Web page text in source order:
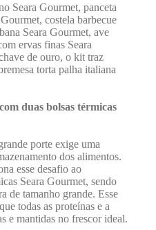
Seara Gourmet, panceta
costela barbecue
Seara Gourmet, ave
ervas finas Seara
de ouro, o kit traz
torta palha italiana
duas bolsas térmicas
porte exige uma
dos alimentos.
esse desafio ao
Seara Gourmet, sendo
de tamanho grande. Esse
todas as proteínas e a
e mantidas no frescor ideal.